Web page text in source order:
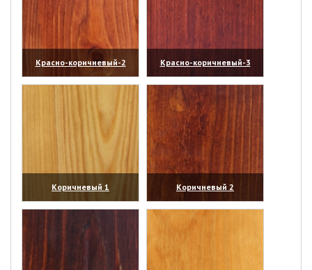
Красно-коричневый-2
(увеличить)
Красно-коричневый-3
(увеличить)
Коричневый 1
(увеличить)
Коричневый 2
(увеличить)